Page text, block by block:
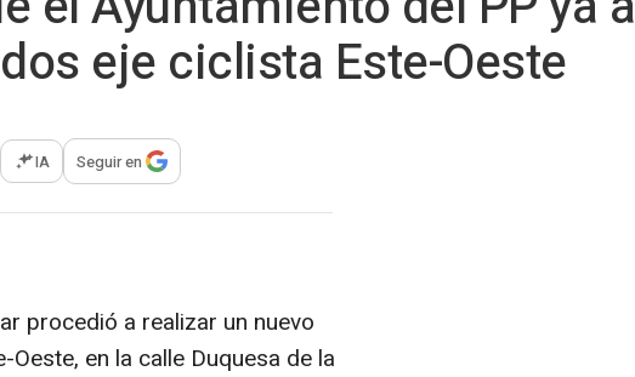
eje ciclista Este-Oeste
opciones para compartir
IA Seguir en
procedió a realizar un nuevo
en la calle Duquesa de la